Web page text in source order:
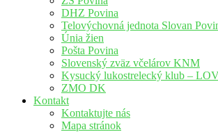
DHZ Povina
Telovýchovná jednota Slovan
Únia žien
Pošta Povina
Slovenský zväz včelárov KNM
Kysucký lukostrelecký klub –
ZMO DK
Kontakt
Kontaktujte nás
Mapa stránok